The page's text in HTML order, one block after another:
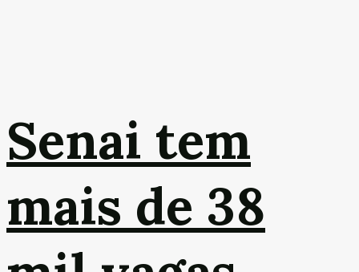
Senai tem
mais de 38